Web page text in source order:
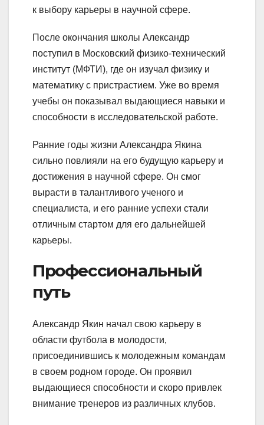
к выбору карьеры в научной сфере.
После окончания школы Александр
поступил в Московский физико-технический
институт (МФТИ), где он изучал физику и
математику с пристрастием. Уже во время
учебы он показывал выдающиеся навыки и
способности в исследовательской работе.
Ранние годы жизни Александра Якина
сильно повлияли на его будущую карьеру и
достижения в научной сфере. Он смог
вырасти в талантливого ученого и
специалиста, и его ранние успехи стали
отличным стартом для его дальнейшей
карьеры.
Профессиональный
путь
Александр Якин начал свою карьеру в
области футбола в молодости,
присоединившись к молодежным командам
в своем родном городе. Он проявил
выдающиеся способности и скоро привлек
внимание тренеров из различных клубов.